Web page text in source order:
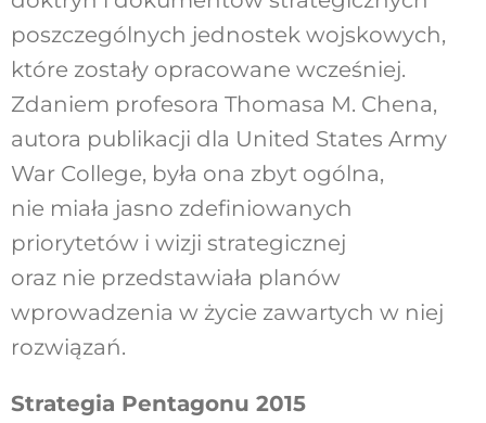
poszczególnych jednostek wojskowych,
które zostały opracowane wcześniej.
Zdaniem profesora Thomasa M. Chena,
autora publikacji dla United States Army
War College, była ona zbyt ogólna,
nie miała jasno zdefiniowanych
priorytetów i wizji strategicznej
oraz nie przedstawiała planów
wprowadzenia w życie zawartych w niej
rozwiązań.
Strategia Pentagonu 2015